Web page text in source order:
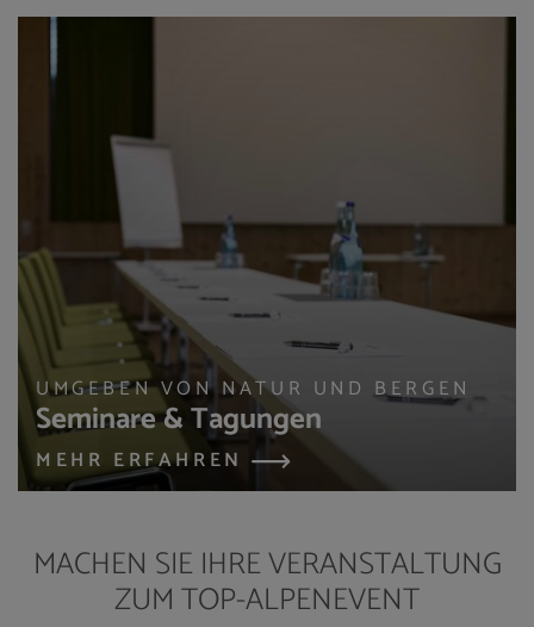
UMGEBEN VON NATUR UND BERGEN
Seminare & Tagungen
MEHR ERFAHREN
MACHEN SIE IHRE VERANSTALTUNG
ZUM TOP-ALPENEVENT